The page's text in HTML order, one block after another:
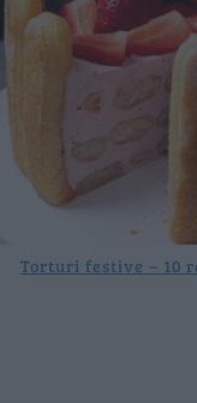
Torturi festive – 10